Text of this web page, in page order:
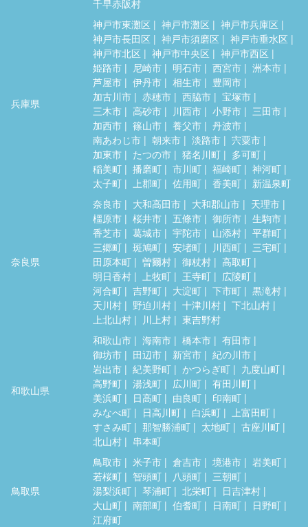
千早赤阪村
兵庫県
神戸市東灘区 神戸市灘区
神戸市兵庫区
神戸市長田区
神戸市須磨区
神戸市垂水区
神戸市北区
神戸市中央区
神戸市西区
姫路市
尼崎市 明石市 西宮市
洲本市
芦屋市
伊丹市 相生市
豊岡市
加古川市
赤穂市 西脇市
宝塚市
三木市
高砂市 川西市 小野市
三田市
加西市
篠山市 養父市
丹波市
南あわじ市
朝来市 淡路市
宍粟市
加東市
たつの市 猪名川町
多可町
稲美町
播磨町 市川町 福崎町
神河町
太子町
上郡町 佐用町 香美町 新温泉町
奈良県
奈良市 大和高田市 大和郡山市
天理市
橿原市
桜井市 五條市 御所市
生駒市
香芝市
葛城市 宇陀市 山添村
平群町
三郷町
斑鳩町 安堵町 川西町
三宅町
田原本町
曽爾村 御杖村
高取町
明日香村
上牧町 王寺町
広陵町
河合町
吉野町 大淀町 下市町
黒滝村
天川村
野迫川村 十津川村
下北山村
上北山村
川上村 東吉野村
和歌山県
和歌山市 海南市 橋本市
有田市
御坊市
田辺市 新宮市
紀の川市
岩出市
紀美野町 かつらぎ町
九度山町
高野町
湯浅町 広川町
有田川町
美浜町
日高町 由良町
印南町
みなべ町
日高川町 白浜町
上富田町
すさみ町
那智勝浦町 太地町
古座川町
北山村
串本町
鳥取県
鳥取市 米子市 倉吉市 境港市
岩美町
若桜町
智頭町 八頭町
三朝町
湯梨浜町
琴浦町 北栄町
日吉津村
大山町
南部町 伯耆町 日南町
日野町
江府町